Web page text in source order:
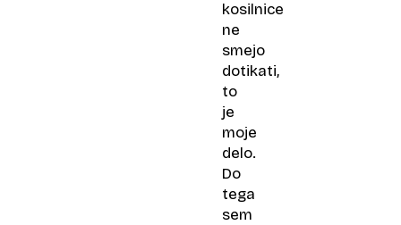
kosilnice
ne
smejo
dotikati,
to
je
moje
delo.
Do
tega
sem